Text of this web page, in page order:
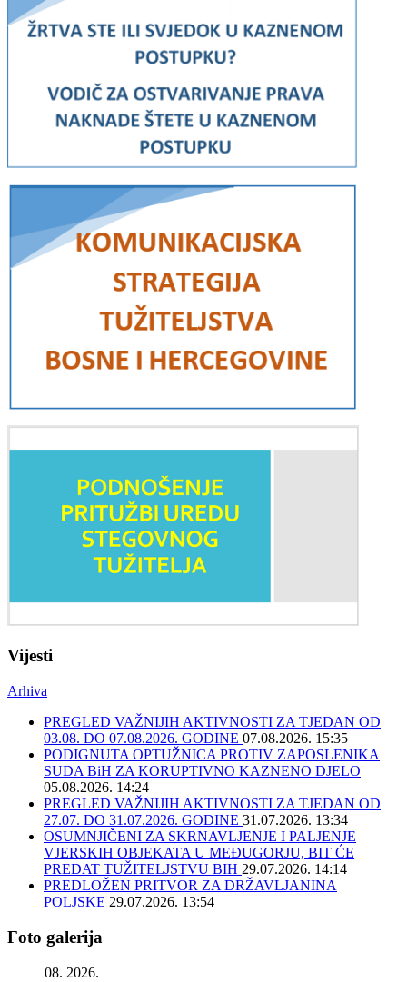
Vijesti
Arhiva
PREGLED VAŽNIJIH AKTIVNOSTI ZA TJEDAN OD
03.08. DO 07.08.2026. GODINE 07.08.2026. 15:35
PODIGNUTA OPTUŽNICA PROTIV ZAPOSLENIKA
SUDA BiH ZA KORUPTIVNO KAZNENO DJELO
05.08.2026. 14:24
PREGLED VAŽNIJIH AKTIVNOSTI ZA TJEDAN OD
27.07. DO 31.07.2026. GODINE 31.07.2026. 13:34
OSUMNJIČENI ZA SKRNAVLJENJE I PALJENJE
VJERSKIH OBJEKATA U MEĐUGORJU, BIT ĆE
PREDAT TUŽITELJSTVU BIH 29.07.2026. 14:14
PREDLOŽEN PRITVOR ZA DRŽAVLJANINA
POLJSKE 29.07.2026. 13:54
Foto galerija
08. 2026.